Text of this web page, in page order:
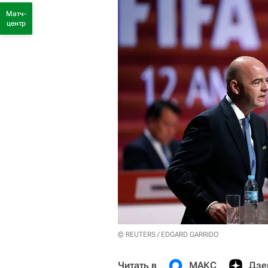
© REUTERS / EDGARD GARRIDO
Читать в МАКС
Матч-
центр